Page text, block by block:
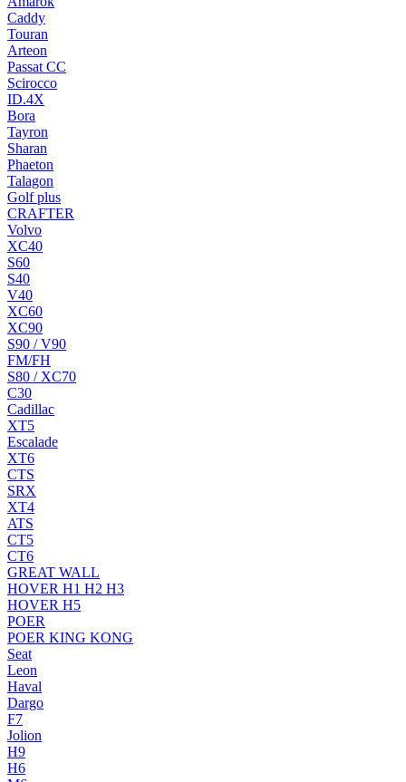
Caddy
Touran
Arteon
Passat CC
Scirocco
ID.4X
Bora
Tayron
Sharan
Phaeton
Talagon
Golf plus
CRAFTER
Volvo
XC40
S60
S40
V40
XC60
XC90
S90 / V90
FM/FH
S80 / XC70
C30
Cadillac
XT5
Escalade
XT6
CTS
SRX
XT4
ATS
CT5
CT6
GREAT WALL
HOVER H1 H2 H3
HOVER H5
POER
POER KING KONG
Seat
Leon
Haval
Dargo
F7
Jolion
H9
H6